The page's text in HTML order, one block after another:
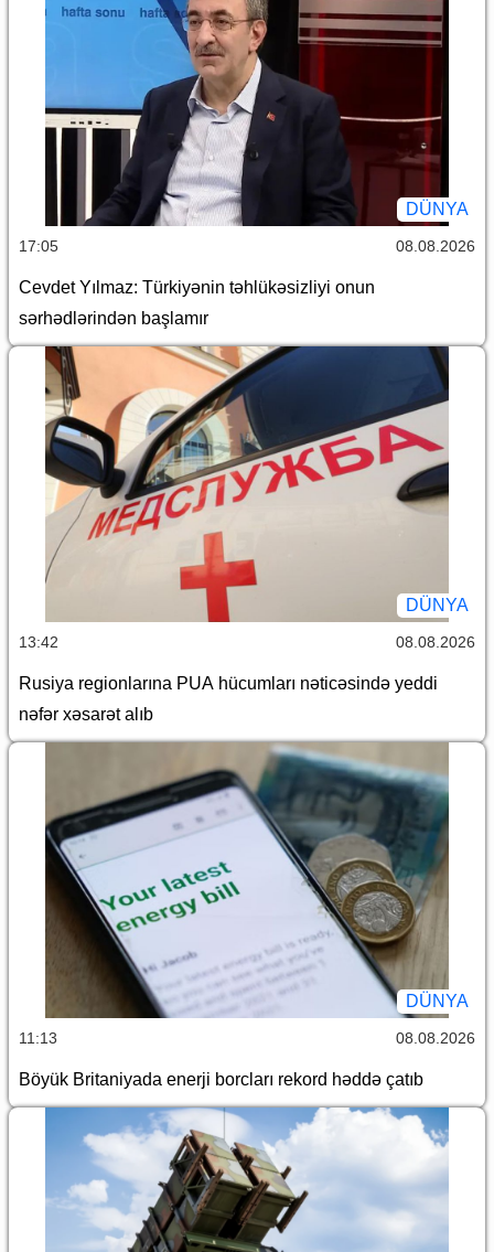
DÜNYA
17:05 08.08.2026
Cevdet Yılmaz: Türkiyənin təhlükəsizliyi onun
sərhədlərindən başlamır
DÜNYA
13:42 08.08.2026
Rusiya regionlarına PUA hücumları nəticəsində yeddi
nəfər xəsarət alıb
DÜNYA
11:13 08.08.2026
Böyük Britaniyada enerji borcları rekord həddə çatıb